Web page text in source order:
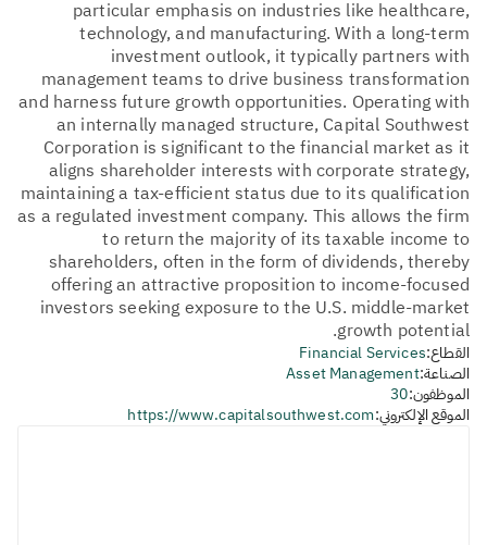
particular emphasis on industries like healthcare,
technology, and manufacturing. With a long-term
investment outlook, it typically partners with
management teams to drive business transformation
and harness future growth opportunities. Operating with
an internally managed structure, Capital Southwest
Corporation is significant to the financial market as it
aligns shareholder interests with corporate strategy,
maintaining a tax-efficient status due to its qualification
as a regulated investment company. This allows the firm
to return the majority of its taxable income to
shareholders, often in the form of dividends, thereby
offering an attractive proposition to income-focused
investors seeking exposure to the U.S. middle-market
growth potential.
القطاع:Financial Services
الصناعة:Asset Management
الموظفون:30
الموقع الإلكتروني:https://www.capitalsouthwest.com